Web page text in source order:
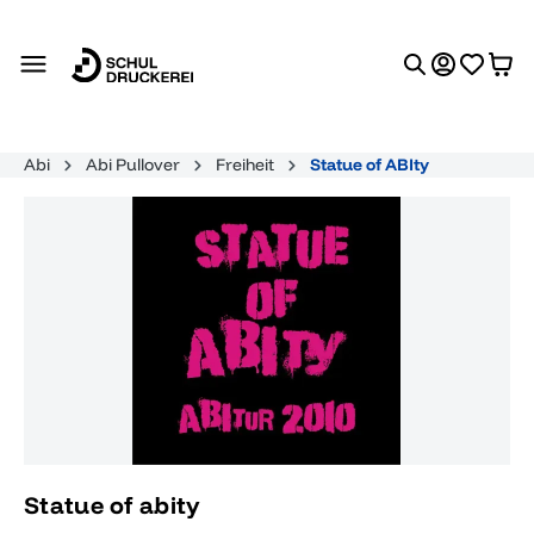
Abi Abi Pullover Freiheit
Statue of ABIty
Statue of abity